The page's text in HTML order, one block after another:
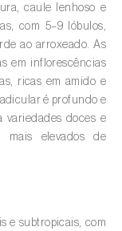
outras )
caule lenhoso e
com 5–9 lóbulos,
ao arroxeado. As
em inflorescências
ricas em amido e
é profundo e
variedades doces e
mais elevados de
e subtropicais, com